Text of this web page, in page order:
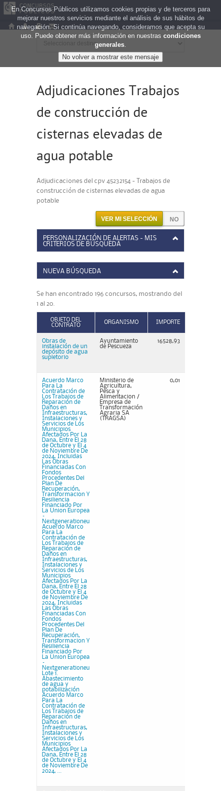
Adjudicaciones Trabajos
de construcción de
cisternas elevadas de
agua potable
Adjudicaciones del cpv 45232154 - Trabajos de
construcción de cisternas elevadas de agua
potable
VER MI SELECCIÓN
PERSONALIZACIÓN DE ALERTAS - MIS
CRITERIOS DE BÚSQUEDA
NUEVA BÚSQUEDA
Se han encontrado 196 concursos, mostrando del
1 al 20.
OBJETO DEL
CONTRATO
ORGANISMO IMPORTE
Obras de
instalación de un
depósito de agua
supletorio
Ayuntamiento
de Pescueza
16528,93
Acuerdo Marco
Para La
Contratación de
Los Trabajos de
Reparación de
Daños en
Infraestructuras,
Instalaciones y
Servicios de Los
Municipios
Afectados Por La
Dana, Entre El 28
de Octubre y El 4
de Noviembre De
2024, Incluidas
Las Obras
Financiadas Con
Fondos
Procedentes Del
Plan De
Recuperación,
Transformacion Y
Resiliencia
Financiado Por
La Union Europea
–
Nextgenerationeu
Acuerdo Marco
Para La
Contratación de
Los Trabajos de
Reparación de
Daños en
Infraestructuras,
Instalaciones y
Servicios de Los
Municipios
Afectados Por La
Dana, Entre El 28
de Octubre y El 4
de Noviembre De
2024, Incluidas
Las Obras
Financiadas Con
Fondos
Procedentes Del
Plan De
Recuperación,
Transformacion Y
Resiliencia
Financiado Por
La Union Europea
–
Nextgenerationeu
Lote 1.
Abastecimiento
de agua y
potabilización
Acuerdo Marco
Para La
Contratación de
Los Trabajos de
Reparación de
Daños en
Infraestructuras,
Instalaciones y
Servicios de Los
Municipios
Afectados Por La
Dana, Entre El 28
de Octubre y El 4
de Noviembre De
2024, ...
Ministerio de
Agricultura,
Pesca y
Alimentacion /
Empresa de
Transformación
Agraria SA
(TRAGSA)
0,01
En Concursos Públicos utilizamos cookies propias y de terceros para
mejorar nuestros servicios mediante el análisis de sus hábitos de
navegación. Si continúa navegando, consideramos que acepta su
uso. Puede obtener más información en nuestras condiciones
generales.